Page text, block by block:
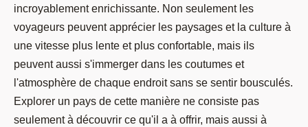
incroyablement enrichissante. Non seulement les
voyageurs peuvent apprécier les paysages et la culture à
une vitesse plus lente et plus confortable, mais ils
peuvent aussi s'immerger dans les coutumes et
l'atmosphère de chaque endroit sans se sentir bousculés.
Explorer un pays de cette manière ne consiste pas
seulement à découvrir ce qu'il a à offrir, mais aussi à